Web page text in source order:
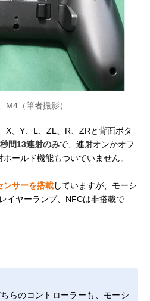
M4（筆者撮影）
X、Y、L、ZL、R、ZRと背面ボタ
間13連射のみで、連射オンかオフ
ールド機能もついていません。
ンサーを搭載していますが、モーシ
イヤーランプ、NFCは非搭載で
らのコントローラーも、モーシ